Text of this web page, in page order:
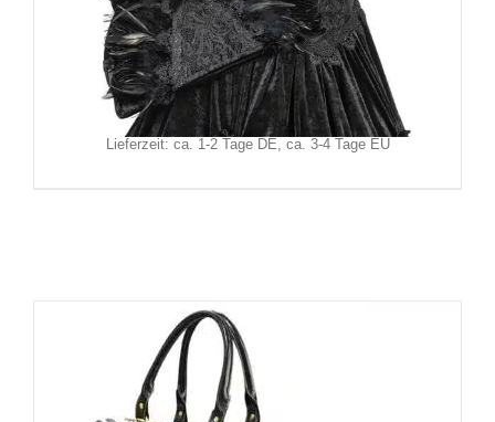
Sinister Tasche Rara Avis
49,90€
Inkl. MwSt.
zzgl. Versand
Lieferzeit: ca. 1-2 Tage DE, ca. 3-4 Tage EU